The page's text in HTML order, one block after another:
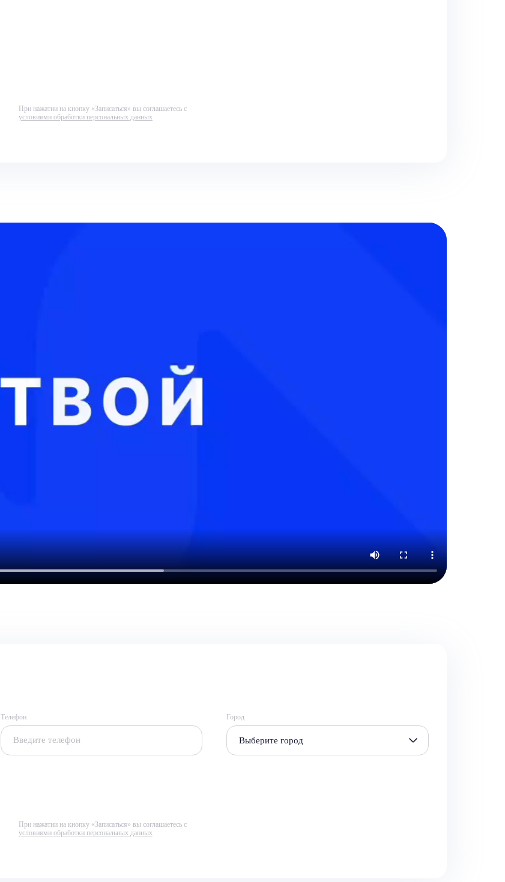
При нажатии на кнопку «Записаться» вы соглашаетесь с
условиями обработки персональных данных
Телефон Город
Выберите город
При нажатии на кнопку «Записаться» вы соглашаетесь с
условиями обработки персональных данных